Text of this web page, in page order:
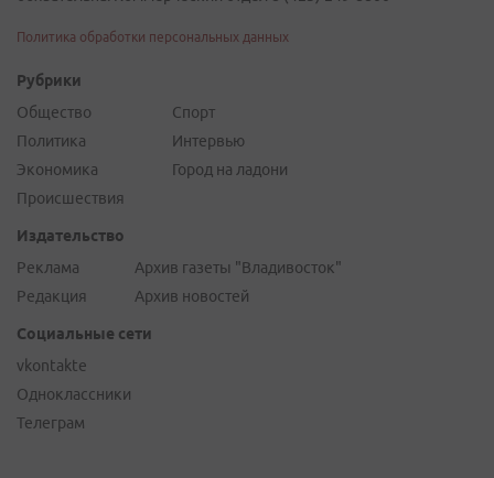
Политика обработки персональных данных
Рубрики
Общество
Политика
Экономика
Происшествия
Спорт
Интервью
Город на ладони
Издательство
Реклама
Редакция
Архив газеты "Владивосток"
Архив новостей
Социальные сети
vkontakte
Одноклассники
Телеграм